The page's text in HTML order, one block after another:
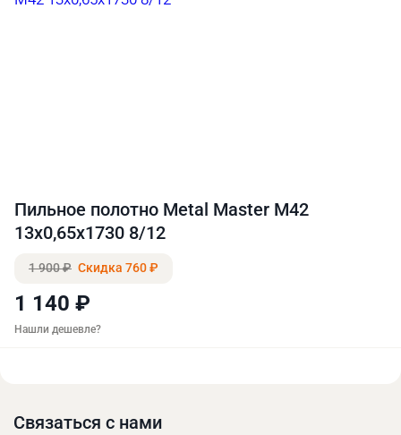
Пильное полотно Metal Master M42
13x0,65x1730 8/12
1 900 ₽ Скидка 760 ₽
1 140 ₽
Нашли дешевле?
Связаться с нами